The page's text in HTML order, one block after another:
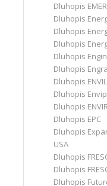
Dluhopis
Dluhopis
Dluhopis
Dluhopis
Dluhopis
Dluhopis
Dluhopis
Dluhopis
Dluhopis
Dluhopis EPC
Dluhopis
USA
Dluhopis
Dluhopis
Dluhopis